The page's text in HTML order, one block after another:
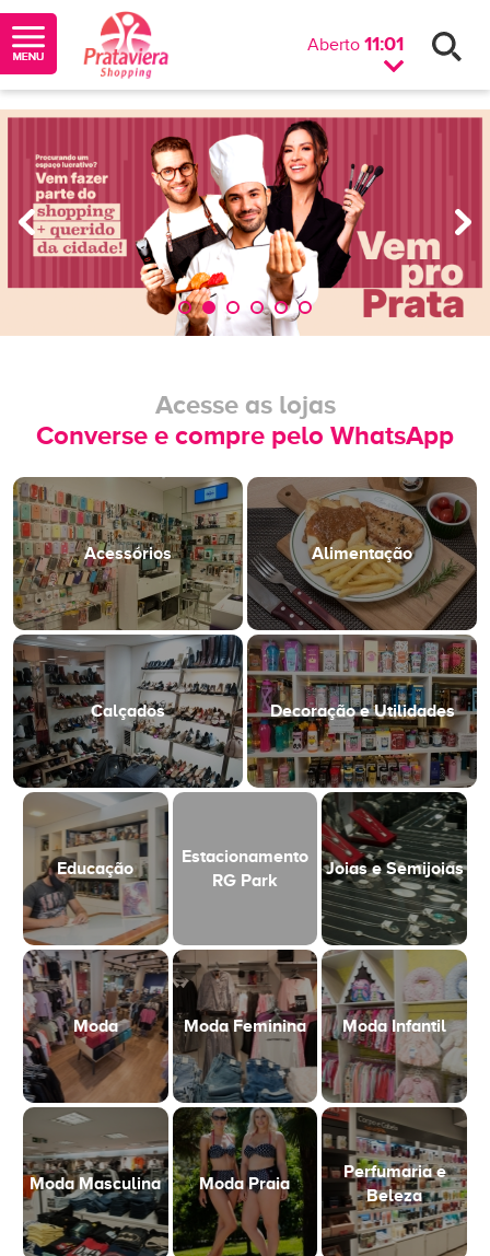
Aberto 11:01
Acesse as lojas
Converse e compre pelo WhatsApp
Acessórios Alimentação
Calçados Decoração e Utilidades
Educação
Estacionamento
RG Park
Joias e Semijoias
Moda Moda Feminina Moda Infantil
Moda Masculina Moda Praia
Perfumaria e
Beleza